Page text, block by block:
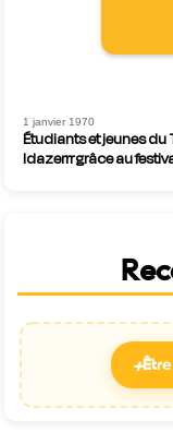
1 janvier 1970
Étudiants et jeunes du
Idazerrr grâce au
+